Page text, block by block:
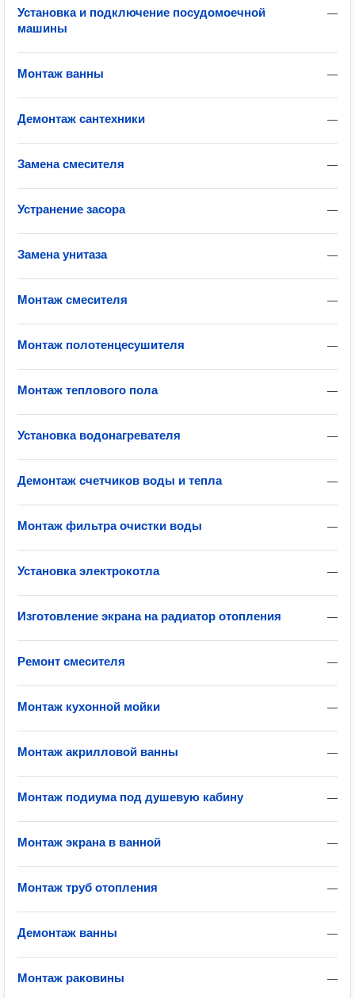
—
Установка и подключение посудомоечной
машины
—
Монтаж ванны
—
Демонтаж сантехники
—
Замена смесителя
—
Устранение засора
—
Замена унитаза
—
Монтаж смесителя
—
Монтаж полотенцесушителя
—
Монтаж теплового пола
—
Установка водонагревателя
—
Демонтаж счетчиков воды и тепла
—
Монтаж фильтра очистки воды
—
Установка электрокотла
—
Изготовление экрана на радиатор отопления
—
Ремонт смесителя
—
Монтаж кухонной мойки
—
Монтаж акрилловой ванны
—
Монтаж подиума под душевую кабину
—
Монтаж экрана в ванной
—
Монтаж труб отопления
—
Демонтаж ванны
—
Монтаж раковины